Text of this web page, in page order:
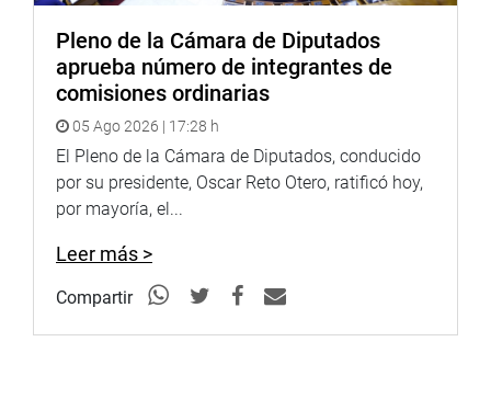
Pleno de la Cámara de Diputados
aprueba número de integrantes de
comisiones ordinarias
05 Ago 2026 | 17:28 h
El Pleno de la Cámara de Diputados, conducido
por su presidente, Oscar Reto Otero, ratificó hoy,
por mayoría, el...
Leer más >
Compartir